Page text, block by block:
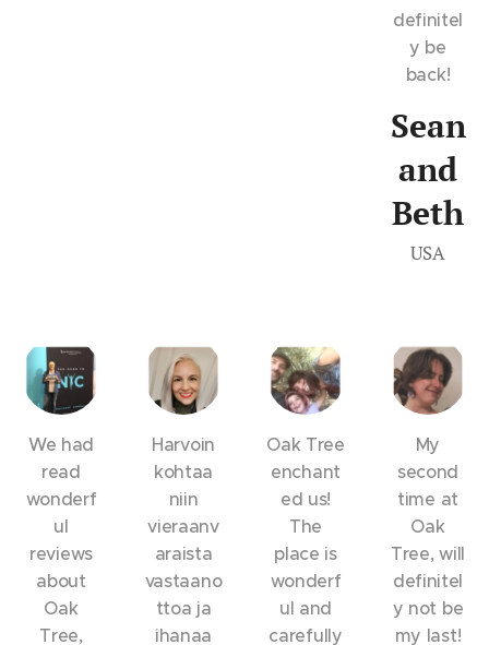
definitel
y be
back!
Sean
and
Beth
USA
We had
read
wonderf
ul
reviews
about
Oak
Tree,
Harvoin
kohtaa
niin
vieraanv
araista
vastaano
ttoa ja
ihanaa
Oak Tree
enchant
ed us!
The
place is
wonderf
ul and
carefully
My
second
time at
Oak
Tree, will
definitel
y not be
my last!